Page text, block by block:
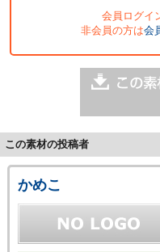
会員ログイ
非会員の方は会
この素材の投稿者
かめこ